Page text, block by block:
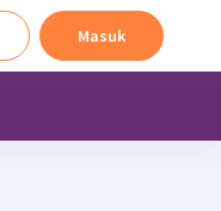
Masuk